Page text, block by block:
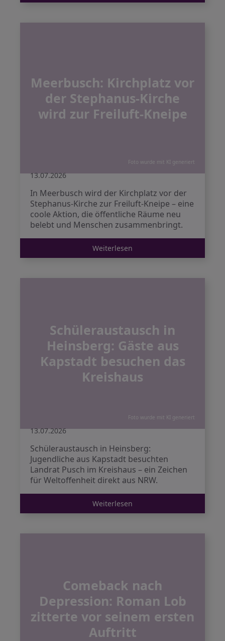
Meerbusch: Kirchplatz vor
der Stephanus-Kirche
wird zur Freiluft-Kneipe
Foto wurde mit KI generiert
13.07.2026
In Meerbusch wird der Kirchplatz vor der
Stephanus-Kirche zur Freiluft-Kneipe – eine
coole Aktion, die öffentliche Räume neu
belebt und Menschen zusammenbringt.
Weiterlesen
Schüleraustausch in
Heinsberg: Gäste aus
Kapstadt besuchen das
Kreishaus
Foto wurde mit KI generiert
13.07.2026
Schüleraustausch in Heinsberg:
Jugendliche aus Kapstadt besuchten
Landrat Pusch im Kreishaus – ein Zeichen
für Weltoffenheit direkt aus NRW.
Weiterlesen
Comeback nach
Depression: Roman Lob
zitterte vor seinem ersten
Auftritt